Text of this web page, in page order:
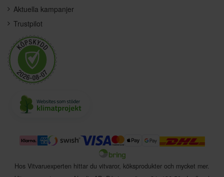
Aktuella kampanjer
Trustpilot
Hos Vitvaruexperten hittar du vitvaror, köksprodukter och mycket mer.